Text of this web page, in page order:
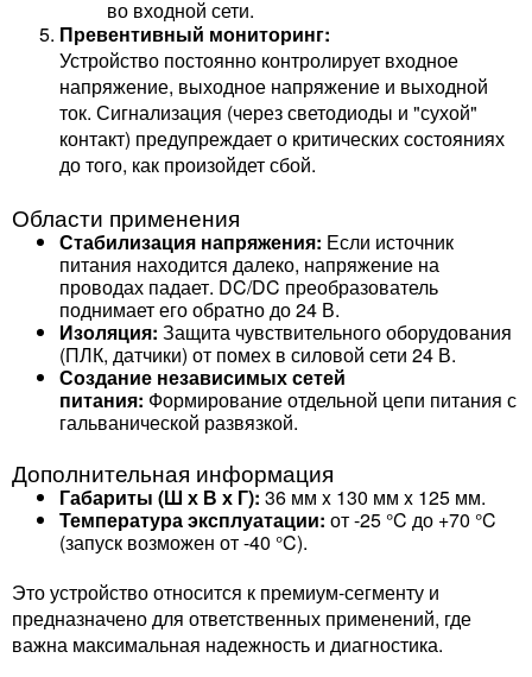
во входной сети.
Превентивный мониторинг:
Устройство постоянно контролирует входное
напряжение, выходное напряжение и выходной
ток. Сигнализация (через светодиоды и "сухой"
контакт) предупреждает о критических состояниях
до того, как произойдет сбой.
Области применения
Стабилизация напряжения: Если источник
питания находится далеко, напряжение на
проводах падает. DC/DC преобразователь
поднимает его обратно до 24 В.
Изоляция: Защита чувствительного оборудования
(ПЛК, датчики) от помех в силовой сети 24 В.
Создание независимых сетей
питания: Формирование отдельной цепи питания с
гальванической развязкой.
Дополнительная информация
Габариты (Ш х В х Г): 36 мм x 130 мм x 125 мм.
Температура эксплуатации: от -25 °C до +70 °C
(запуск возможен от -40 °C).
Это устройство относится к премиум-сегменту и
предназначено для ответственных применений, где
важна максимальная надежность и диагностика.